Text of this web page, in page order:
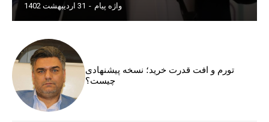
واژه پیام - 31 اردیبهشت 1402
تورم و افت قدرت خرید؛ نسخه پیشنهادی
چیست؟